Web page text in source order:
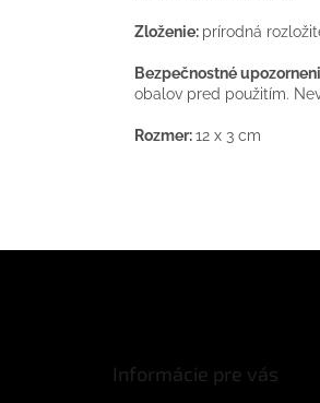
Zloženie: prírodná
Bezpečnostné
obalov pred použitím.
Rozmer:12 x 3 cm
Informácie pre vás